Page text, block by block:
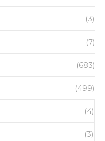
(3)
(7)
(683)
(499)
(4)
(3)